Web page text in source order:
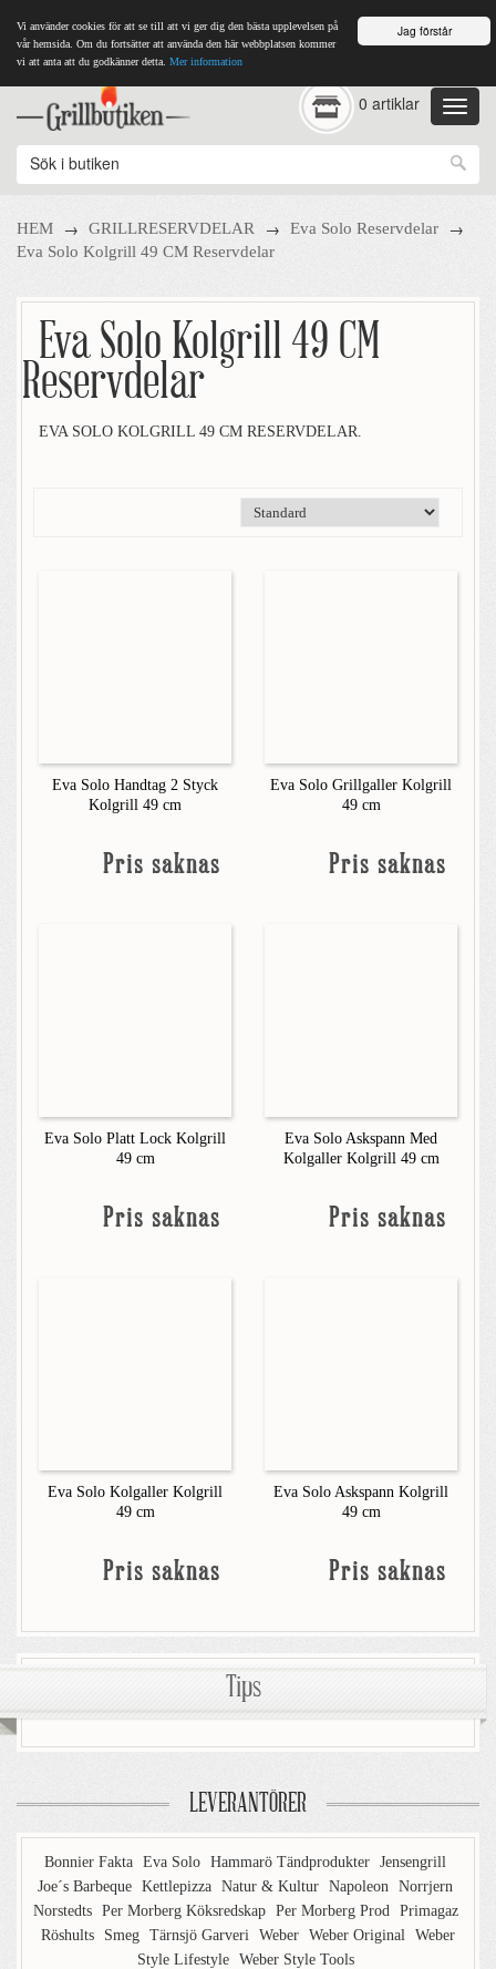
Jag förstår
Vi använder cookies för att se till att vi ger dig den bästa upplevelsen på
vår hemsida. Om du fortsätter att använda den här webbplatsen kommer
vi att anta att du godkänner detta. Mer information
0 artiklar
HEM → GRILLRESERVDELAR → Eva Solo Reservdelar →
Eva Solo Kolgrill 49 CM Reservdelar
Eva Solo Kolgrill 49 CM
Reservdelar
EVA SOLO KOLGRILL 49 CM RESERVDELAR.
Eva Solo Handtag 2 Styck
Kolgrill 49 cm
Pris saknas
Eva Solo Grillgaller Kolgrill
49 cm
Pris saknas
Eva Solo Platt Lock Kolgrill
49 cm
Pris saknas
Eva Solo Askspann Med
Kolgaller Kolgrill 49 cm
Pris saknas
Eva Solo Kolgaller Kolgrill
49 cm
Pris saknas
Eva Solo Askspann Kolgrill
49 cm
Pris saknas
Tips
LEVERANTÖRER
Bonnier Fakta Eva Solo Hammarö Tändprodukter Jensengrill
Joe´s Barbeque Kettlepizza Natur & Kultur Napoleon Norrjern
Norstedts Per Morberg Köksredskap Per Morberg Prod Primagaz
Röshults
Smeg Tärnsjö Garveri Weber Weber Original Weber
Style Lifestyle Weber Style Tools